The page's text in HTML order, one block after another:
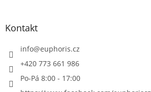
Kontakt
info@euphoris.cz
+420 773 661 986
Po-Pá 8:00 - 17:00